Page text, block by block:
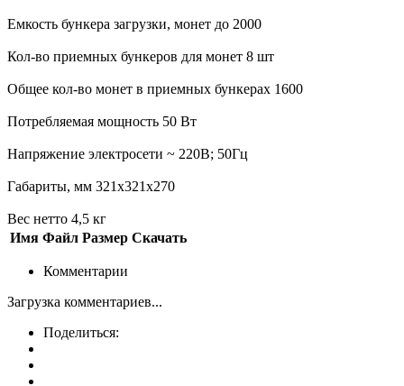
Емкость бункера загрузки, монет до 2000
Кол-во приемных бункеров для монет 8 шт
Общее кол-во монет в приемных бункерах 1600
Потребляемая мощность 50 Вт
Напряжение электросети ~ 220В; 50Гц
Габариты, мм 321x321x270
Вес нетто 4,5 кг
Имя Файл Размер Скачать
Комментарии
Загрузка комментариев...
Поделиться: